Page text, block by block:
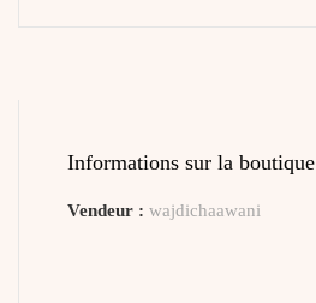
Informations sur la boutique
Vendeur : wajdichaawani